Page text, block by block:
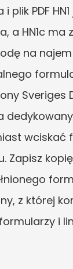
plik PDF
a HN1c ma
na
Sveriges
wciskać
Zapisz
z której
i